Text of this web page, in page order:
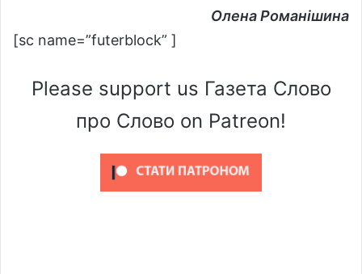
Олена Романішина
[sc name=”futerblock” ]
Please support us Газета Слово
про Слово on Patreon!